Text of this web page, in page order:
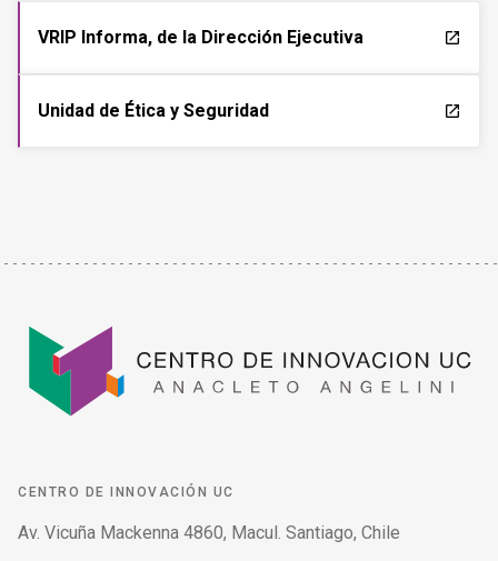
VRIP Informa, de la Dirección Ejecutiva launch
Unidad de Ética y Seguridad launch
CENTRO DE INNOVACIÓN UC
Av. Vicuña Mackenna 4860, Macul. Santiago, Chile